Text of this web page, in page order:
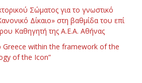
Σώματος για το γνωστικό
Δίκαιο» στη βαθμίδα του επί
Καθηγητή της Α.Ε.Α. Αθήνας
Greece within the framework of the
of the Icon”